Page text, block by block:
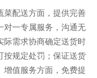
菜配送方面，提供完善
对一专属服务，沟通无
际需求协商确定送货时
按规定处罚；保证送货
增值服务方面，免费提